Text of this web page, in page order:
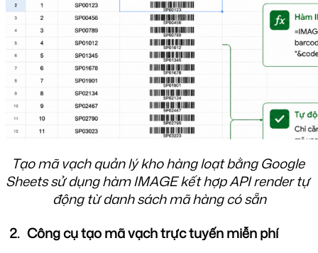
Tạo mã vạch quản lý kho hàng loạt bằng Google
Sheets sử dụng hàm IMAGE kết hợp API render tự
động từ danh sách mã hàng có sẵn
Công cụ tạo mã vạch trực tuyến miễn phí